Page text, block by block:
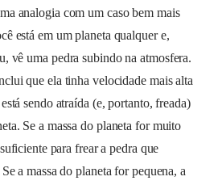
analogia com um caso bem mais
está em um planeta qualquer e,
vê uma pedra subindo na atmosfera.
que ela tinha velocidade mais alta
sendo atraída (e, portanto, freada)
Se a massa do planeta for muito
para frear a pedra que
a massa do planeta for pequena, a